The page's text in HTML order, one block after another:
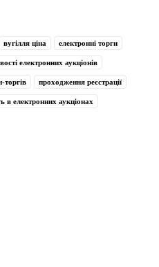
вугілля ціна електронні торги
електронних аукціонів
торгів проходження реєстрації
в електронних аукціонах